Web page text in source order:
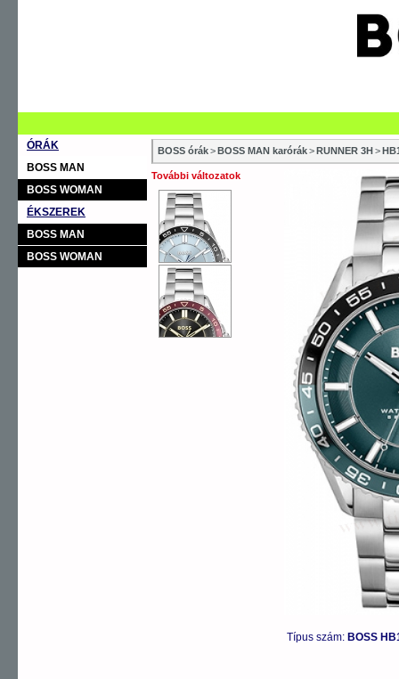
ÓRÁK
BOSS MAN
BOSS WOMAN
ÉKSZEREK
BOSS MAN
BOSS WOMAN
BOSS órák>BOSS MAN karórák>RUNNER 3H>
További változatok
Típus szám: BOSS